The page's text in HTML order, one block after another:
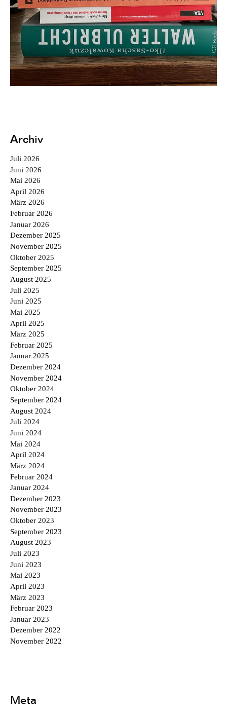
Archiv
Juli 2026
Juni 2026
Mai 2026
April 2026
März 2026
Februar 2026
Januar 2026
Dezember 2025
November 2025
Oktober 2025
September 2025
August 2025
Juli 2025
Juni 2025
Mai 2025
April 2025
März 2025
Februar 2025
Januar 2025
Dezember 2024
November 2024
Oktober 2024
September 2024
August 2024
Juli 2024
Juni 2024
Mai 2024
April 2024
März 2024
Februar 2024
Januar 2024
Dezember 2023
November 2023
Oktober 2023
September 2023
August 2023
Juli 2023
Juni 2023
Mai 2023
April 2023
März 2023
Februar 2023
Januar 2023
Dezember 2022
November 2022
Meta